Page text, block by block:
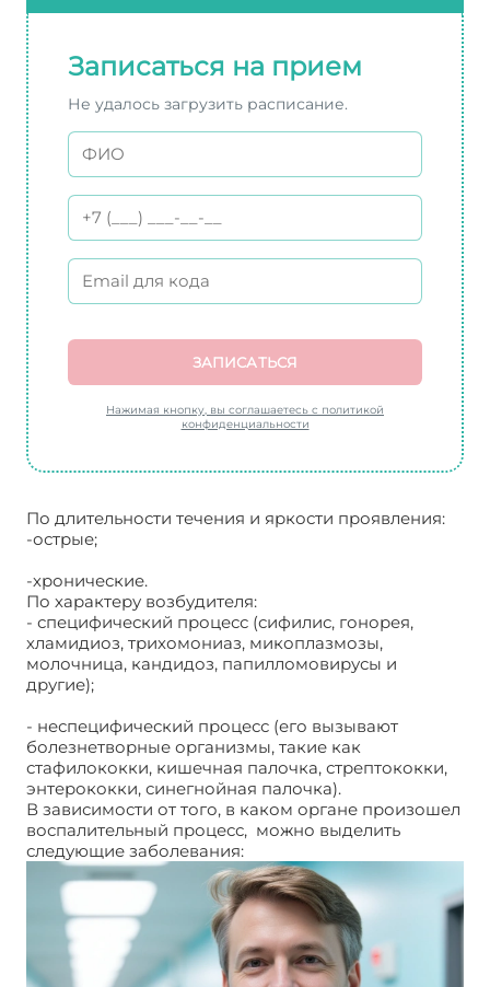
Записаться на прием
Не удалось загрузить расписание.
ЗАПИСАТЬСЯ
Нажимая кнопку, вы соглашаетесь с политикой
конфиденциальности
По длительности течения и яркости проявления:
-острые;
-хронические.
По характеру возбудителя:
- специфический процесс (сифилис, гонорея,
хламидиоз, трихомониаз, микоплазмозы,
молочница, кандидоз, папилломовирусы и
другие);
- неспецифический процесс (его вызывают
болезнетворные организмы, такие как
стафилококки, кишечная палочка, стрептококки,
энтерококки, синегнойная палочка).
В зависимости от того, в каком органе произошел
воспалительный процесс, можно выделить
следующие заболевания: